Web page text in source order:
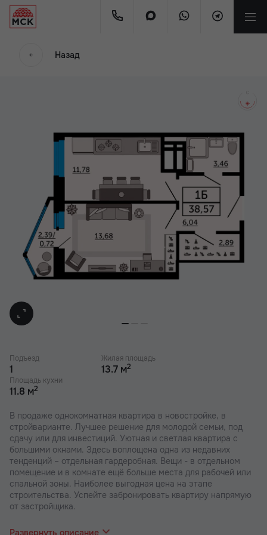
Назад
Подъезд
1
Жилая площадь
13.7 м2
Площадь кухни
11.8 м2
В продаже однокомнатная квартира в новостройке, в
стройварианте. Лучшее решение для молодой семьи, под
сдачу или для инвестиций. Уютная и светлая квартира с
большими окнами. Здесь воплощена одна из недавних
тенденций – отдельная гардеробная. Вещи - в отдельном
помещение и в комнате ещё больше места для рабочей или
спальной зоны. Наиболее выгодная цена на этапе
строительства. Успейте забронировать квартиру напрямую
от застройщика.
отделе продаж вас проконсультируют по актуальным
Развернуть описание